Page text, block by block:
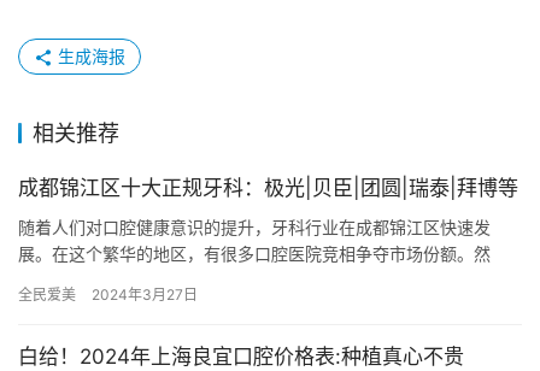
生成海报
相关推荐
成都锦江区十大正规牙科：极光|贝臣|团圆|瑞泰|拜博等
随着人们对口腔健康意识的提升，牙科行业在成都锦江区快速发
展。在这个繁华的地区，有很多口腔医院竞相争夺市场份额。然
表。在这篇…
全民爱美 2024年3月27日
白给！2024年上海良宜口腔价格表:种植真心不贵